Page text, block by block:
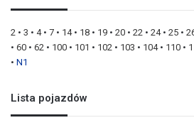
2 • 3 • 4• 7 • 14• 18 • 19 • 20 • 22 • 24• 25 •
• 60 • 62 • 100 • 101 • 102 • 103 • 104• 110 •
• N1
Lista pojazdów